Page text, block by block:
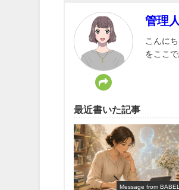
管理人
こんに
をここ
最近書いた記事
Message from BABEL